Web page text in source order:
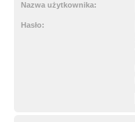
Nazwa użytkownika:
Hasło: